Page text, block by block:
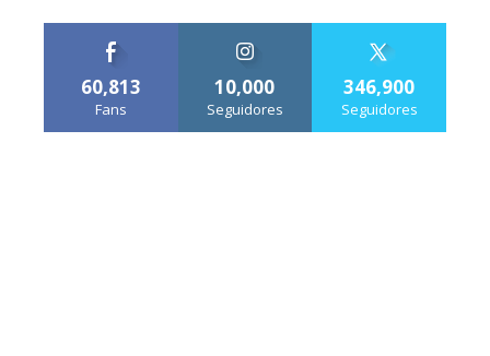
60,813
Fans
10,000
Seguidores
346,900
Seguidores